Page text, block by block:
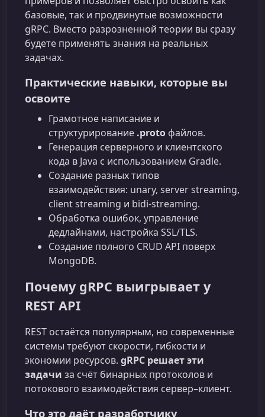
базовые, так и продвинутые возможности
gRPC. Вместо разрозненной теории вы сразу
будете применять знания на реальных
задачах.
Практические навыки, которые вы
освоите
Грамотное написание и
структурирование .proto файлов.
Генерация серверного и клиентского
кода в Java с использованием Gradle.
Создание разных типов
взаимодействия: unary, server streaming,
client streaming и bidi-streaming.
Обработка ошибок, управление
дедлайнами, настройка SSL/TLS.
Создание полного CRUD API поверх
MongoDB.
Почему gRPC выигрывает у
REST API
REST остаётся популярным, но современные
системы требуют скорости, гибкости и
экономии ресурсов. gRPC решает эти
задачи за счёт бинарных протоколов и
потокового взаимодействия сервер–клиент.
Что это даёт разработчику